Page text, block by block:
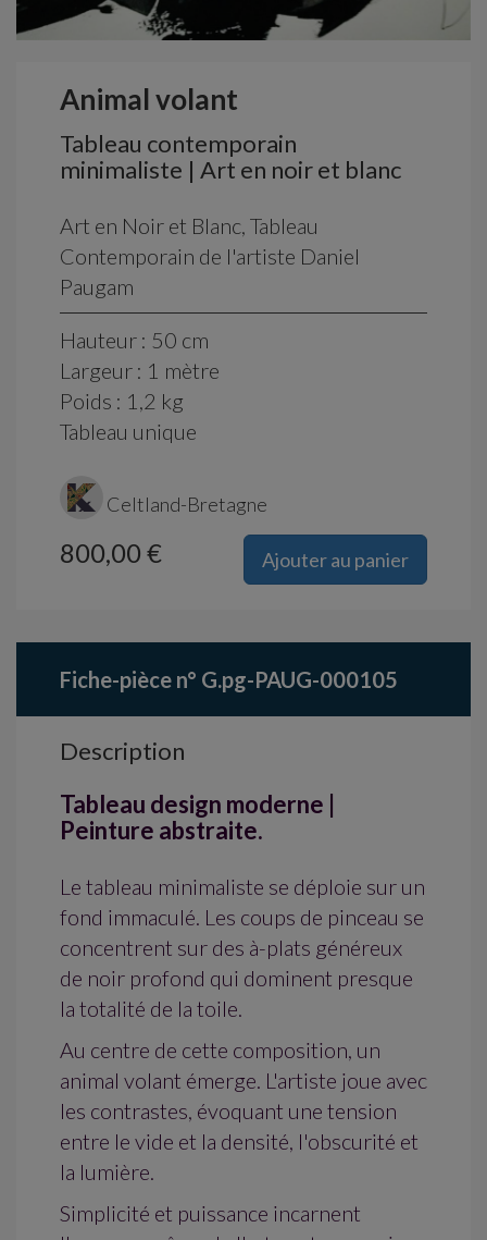
Animal volant
Tableau contemporain
minimaliste | Art en noir et blanc
Art en Noir et Blanc, Tableau
Contemporain de l'artiste Daniel
Paugam
Hauteur : 50 cm
Largeur : 1 mètre
Poids : 1,2 kg
Tableau unique
Celtland-Bretagne
Ajouter au panier
800,00 €
Fiche-pièce n° G.pg-PAUG-000105
Description
Tableau design moderne |
Peinture abstraite.
Le tableau minimaliste se déploie sur un
fond immaculé. Les coups de pinceau se
concentrent sur des à-plats généreux
de noir profond qui dominent presque
la totalité de la toile.
Au centre de cette composition, un
animal volant émerge. L'artiste joue avec
les contrastes, évoquant une tension
entre le vide et la densité, l'obscurité et
la lumière.
Simplicité et puissance incarnent